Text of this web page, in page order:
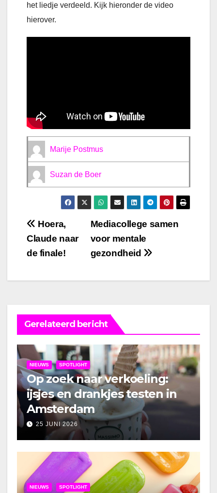
het liedje verdeeld. Kijk hieronder de video
hierover.
Marije Postmus
Suzan de Boer
Bericht
navigatie
Mediacollege samen
voor mentale
gezondheid
Hoera,
Claude naar
de finale!
Gerelateerd bericht
NIEUWS SPOTLIGHT
Op zoek naar verkoeling:
ijsjes en drankjes testen in
Amsterdam
25 JUNI 2026
NIEUWS SPOTLIGHT